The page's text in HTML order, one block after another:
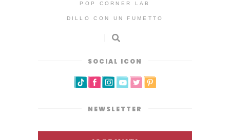
POP CORNER LAB
DILLO CON UN FUMETTO
SOCIAL ICON
NEWSLETTER